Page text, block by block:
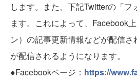
します。また、下記Twitterの「フ
ます。これによって、Facebook
ン）の記事更新情報などが配信さ
が配信されるようになります。
●Facebookページ： https://